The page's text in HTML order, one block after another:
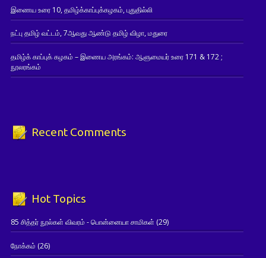
இணைய உரை 10, தமிழ்க்காப்புக்கழகம், புதுதில்லி
நட்பு தமிழ் வட்டம், 7ஆவது ஆண்டு தமிழ் விழா, மதுரை
தமிழ்க் காப்புக் கழகம் – இணைய அரங்கம்: ஆளுமையர் உரை 171 & 172 ;
நூலரங்கம்
Recent Comments
Hot Topics
85 சித்தர் நூல்கள் விவரம் - பொன்னையா சாமிகள் (29)
நோக்கம் (26)